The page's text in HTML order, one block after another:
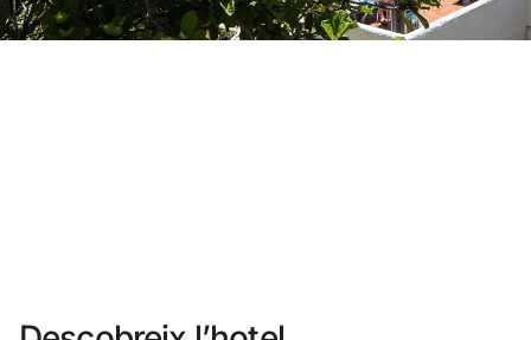
Millor preu garantit